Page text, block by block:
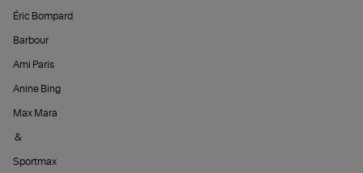
Éric Bompard
Barbour
Ami Paris
Anine Bing
Max Mara
&
Sportmax